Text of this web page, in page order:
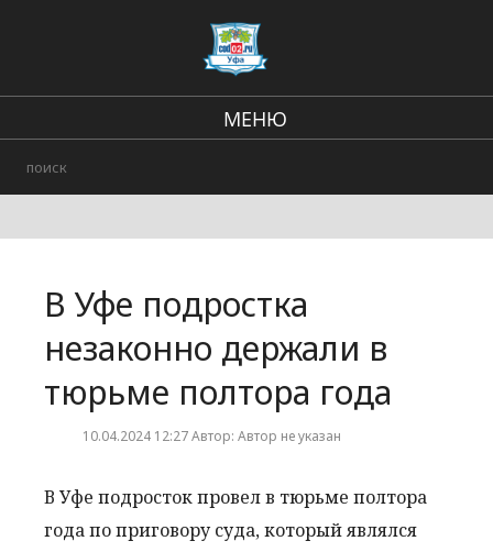
МЕНЮ
Городские события
В Уфе подростка
незаконно держали в
тюрьме полтора года
10.04.2024 12:27 Автор: Автор не указан
В Уфе подросток провел в тюрьме полтора
года по приговору суда, который являлся